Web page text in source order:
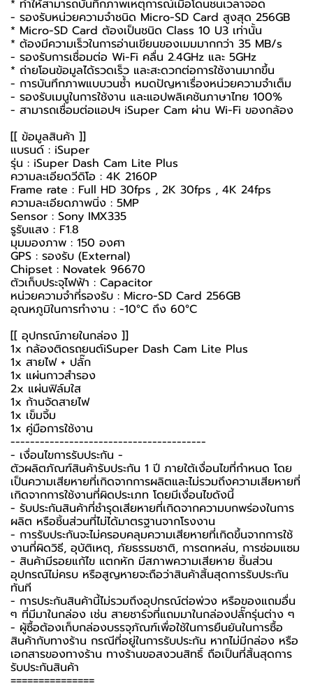
* ทำให้สามารถบันทึกภาพเหตุการณ์เมื่อโดนชนเวลาจอด
- รองรับหน่วยความจำชนิด Micro-SD Card สูงสุด 256GB
* Micro-SD Card ต้องเป็นชนิด Class 10 U3 เท่านั้น
* ต้องมีความเร็วในการอ่านเขียนของเมมมากกว่า 35 MB/s
- รองรับการเชื่อมต่อ Wi-Fi คลื่น 2.4GHz และ 5GHz
* ถ่ายโอนข้อมูลได้รวดเร็ว และสะดวกต่อการใช้งานมากขึ้น
- การบันทึกภาพแบบวนซ้ำ หมดปัญหาเรื่องหน่วยความจำเต็ม
- รองรับเมนูในการใช้งาน และแอปพลิเคชันภาษาไทย 100%
- สามารถเชื่อมต่อแอปฯ iSuper Cam ผ่าน Wi-Fi ของกล้อง
[[ ข้อมูลสินค้า ]]
แบรนด์ : iSuper
รุ่น : iSuper Dash Cam Lite Plus
ความละเอียดวีดิโอ : 4K 2160P
Frame rate : Full HD 30fps , 2K 30fps , 4K 24fps
ความละเอียดภาพนิ่ง : 5MP
Sensor : Sony IMX335
รูรับแสง : F1.8
มุมมองภาพ : 150 องศา
GPS : รองรับ (External)
Chipset : Novatek 96670
ตัวเก็บประจุไฟฟ้า : Capacitor
หน่วยความจำที่รองรับ : Micro-SD Card 256GB
อุณหภูมิในการทำงาน : -10°C ถึง 60°C
[[ อุปกรณ์ภายในกล่อง ]]
1x กล้องติดรถยนต์iSuper Dash Cam Lite Plus
1x สายไฟ + ปลั๊ก
1x แผ่นกาวสำรอง
2x แผ่นฟิล์มใส
1x ก้านจัดสายไฟ
1x เข็มจิ้ม
1x คู่มือการใช้งาน
----------------------------------------
-️ เงื่อนไขการรับประกัน -️
ตัวผลิตภัณฑ์สินค้ารับประกัน 1 ปี ภายใต้เงื่อนไขที่กำหนด โดย
เป็นความเสียหายที่เกิดจากการผลิตและไม่รวมถึงความเสียหายที่
เกิดจากการใช้งานที่ผิดประเภท โดยมีเงื่อนไขดังนี้
- รับประกันสินค้าที่ชำรุดเสียหายที่เกิดจากความบกพร่องในการ
ผลิต หรือชิ้นส่วนที่ไม่ได้มาตรฐานจากโรงงาน
- การรับประกันจะไม่ครอบคลุมความเสียหายที่เกิดขึ้นจากการใช้
งานที่ผิดวิธี, อุบัติเหตุ, ภัยธรรมชาติ, การตกหล่น, การซ่อมแซม
- สินค้ามีรอยแก้ไข แตกหัก มีสภาพความเสียหาย ชิ้นส่วน
อุปกรณ์ไม่ครบ หรือสูญหายจะถือว่าสินค้าสิ้นสุดการรับประกัน
ทันที
- การประกันสินค้านี้ไม่รวมถึงอุปกรณ์ต่อพ่วง หรือของแถมอื่น
ๆ ที่มีมาในกล่อง เช่น สายชาร์จที่แถมมาในกล่องปลั๊กรุ่นต่าง ๆ
-️ ผู้ซื้อต้องเก็บกล่องบรรจุภัณฑ์เพื่อใช้ในการยืนยันในการซื้อ
สินค้ากับทางร้าน กรณีที่อยู่ในการรับประกัน หากไม่มีกล่อง หรือ
เอกสารของทางร้าน ทางร้านขอสงวนสิทธิ์ ถือเป็นที่สิ้นสุดการ
รับประกันสินค้า
===============